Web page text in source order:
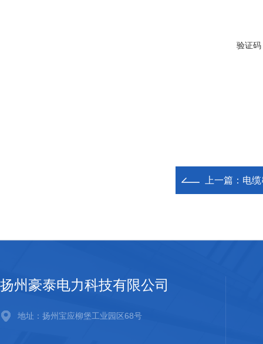
验证码
上一篇： 电
扬州豪泰电力科技有限公司
地址：扬州宝应柳堡工业园区68号